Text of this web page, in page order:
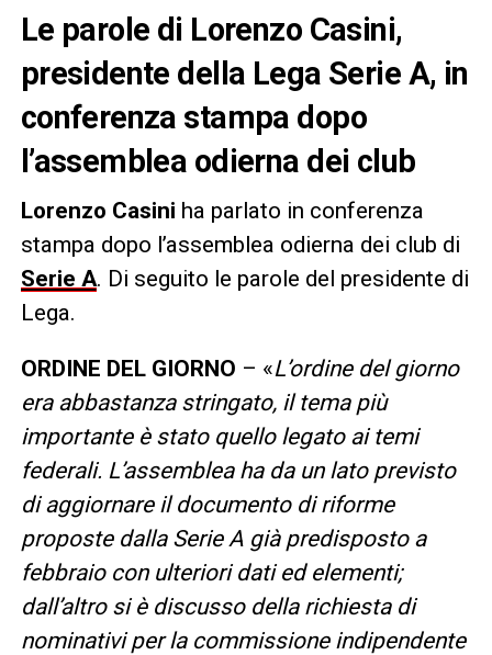
Le parole di Lorenzo Casini,
presidente della Lega Serie A, in
conferenza stampa dopo
l’assemblea odierna dei club
Lorenzo Casini ha parlato in conferenza
stampa dopo l’assemblea odierna dei club di
Serie A. Di seguito le parole del presidente di
Lega.
ORDINE DEL GIORNO – «L’ordine del giorno
era abbastanza stringato, il tema più
importante è stato quello legato ai temi
federali. L’assemblea ha da un lato previsto
di aggiornare il documento di riforme
proposte dalla Serie A già predisposto a
febbraio con ulteriori dati ed elementi;
dall’altro si è discusso della richiesta di
nominativi per la commissione indipendente